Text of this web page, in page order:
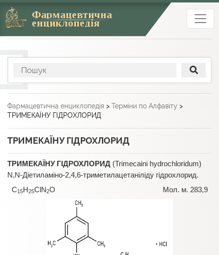
Фармацевтична
енциклопедія
Фармацевтична енциклопедія > Терміни по Алфавіту >
ТРИМЕКАЇНУ ГІДРОХЛОРИД
ТРИМЕКАЇНУ ГІДРОХЛОРИД
ТРИМЕКАЇНУ ГІДРОХЛОРИД (Trimecaini hydrochloridum)
N,N-Діетиламіно-2,4,6-триметилацетаніліду гідрохлорид.
C15H25ClN2O Мол. м. 283,9